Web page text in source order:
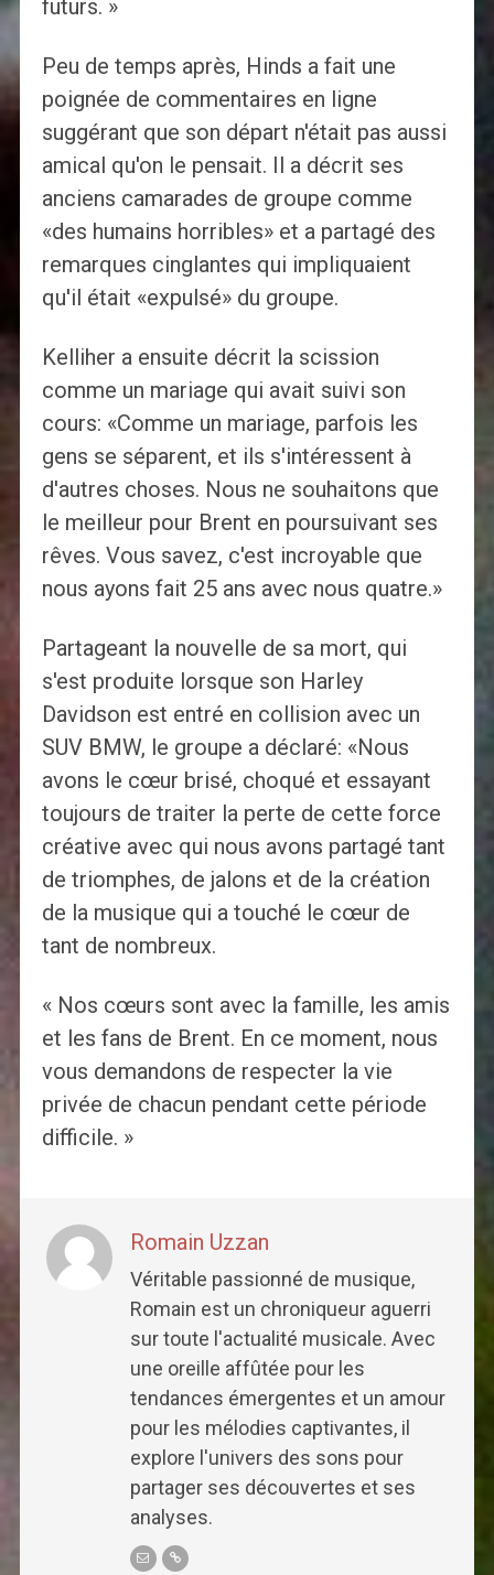
futurs. »
Peu de temps après, Hinds a fait une
poignée de commentaires en ligne
suggérant que son départ n'était pas aussi
amical qu'on le pensait. Il a décrit ses
anciens camarades de groupe comme
«des humains horribles» et a partagé des
remarques cinglantes qui impliquaient
qu'il était «expulsé» du groupe.
Kelliher a ensuite décrit la scission
comme un mariage qui avait suivi son
cours: «Comme un mariage, parfois les
gens se séparent, et ils s'intéressent à
d'autres choses. Nous ne souhaitons que
le meilleur pour Brent en poursuivant ses
rêves. Vous savez, c'est incroyable que
nous ayons fait 25 ans avec nous quatre.»
Partageant la nouvelle de sa mort, qui
s'est produite lorsque son Harley
Davidson est entré en collision avec un
SUV BMW, le groupe a déclaré: «Nous
avons le cœur brisé, choqué et essayant
toujours de traiter la perte de cette force
créative avec qui nous avons partagé tant
de triomphes, de jalons et de la création
de la musique qui a touché le cœur de
tant de nombreux.
« Nos cœurs sont avec la famille, les amis
et les fans de Brent. En ce moment, nous
vous demandons de respecter la vie
privée de chacun pendant cette période
difficile. »
Romain Uzzan
Véritable passionné de musique,
Romain est un chroniqueur aguerri
sur toute l'actualité musicale. Avec
une oreille affûtée pour les
tendances émergentes et un amour
pour les mélodies captivantes, il
explore l'univers des sons pour
partager ses découvertes et ses
analyses.